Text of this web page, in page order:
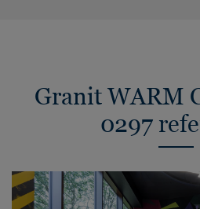
Granit WARM
0297